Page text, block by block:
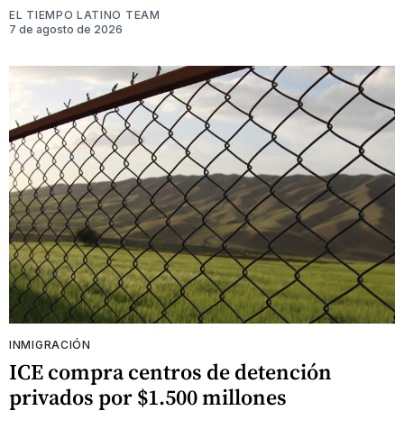
EL TIEMPO LATINO TEAM
7 de agosto de 2026
INMIGRACIÓN
ICE compra centros de detención
privados por $1.500 millones